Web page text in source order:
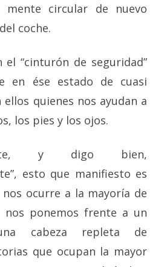
circular de nuevo
coche.
el “cinturón de seguridad”
en ése estado de cuasi
ellos quienes nos ayudan a
los pies y los ojos.
y digo bien,
esto que manifiesto es
ocurre a la mayoría de
nos ponemos frente a un
cabeza repleta de
que ocupan la mayor